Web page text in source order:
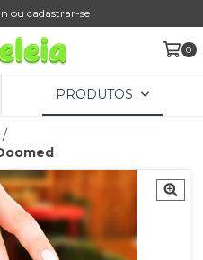
ou cadastrar-se
0
PRODUTOS
/